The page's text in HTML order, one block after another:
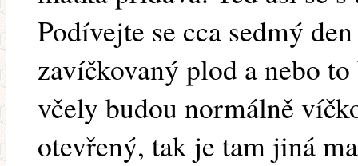
Podívejte se cca sedmý
zavíčkovaný plod a nebo
včely budou normálně
otevřený, tak je tam jiná